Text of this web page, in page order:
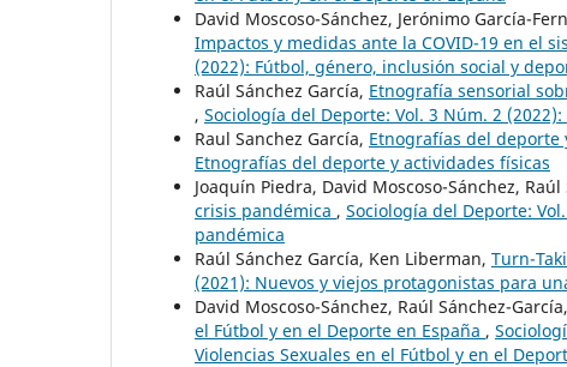
David Moscoso-Sánchez, Jerónimo García-
Impactos y medidas ante la COVID-19 en el
(2022): Fútbol, género, inclusión social y
Raúl Sánchez García, Etnografía sensorial
, Sociología del Deporte: Vol. 3 Núm. 2
Raul Sanchez García, Etnografías del deporte
Etnografías del deporte y actividades físicas
Joaquín Piedra, David Moscoso-Sánchez,
crisis pandémica , Sociología del Deporte:
pandémica
Raúl Sánchez García, Ken Liberman, Turn-
(2021): Nuevos y viejos protagonistas para
David Moscoso-Sánchez, Raúl Sánchez-García,
el Fútbol y en el Deporte en España ,
Violencias Sexuales en el Fútbol y en el